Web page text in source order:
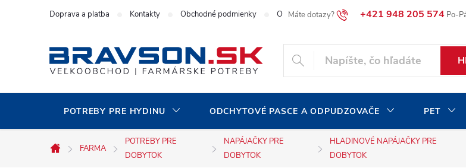
+421 948 205 574
Doprava a platba Kontakty Obchodné podmienky O našej spoločnosti Blog Moja objednávka
POTREBY PRE HYDINU ODCHYTOVÉ PASCE A ODPUDZOVAČE PET
Domov
FARMA
POTREBY PRE
DOBYTOK
NAPÁJAČKY PRE
DOBYTOK
HLADINOVÉ NAPÁJAČKY PRE
DOBYTOK